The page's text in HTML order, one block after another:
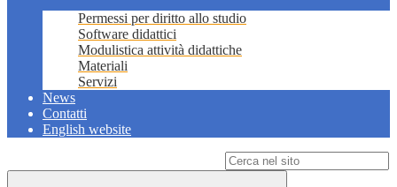
Permessi per diritto allo studio
Software didattici
Modulistica attività didattiche
Materiali
Servizi
News
Contatti
English website